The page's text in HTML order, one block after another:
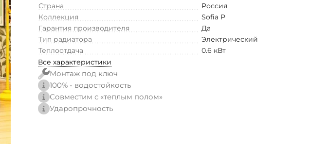
Страна
Россия
Коллекция
Sofia P
Гарантия производителя
Да
Тип радиатора
Электрический
Теплоотдача
0.6 кВт
Все характеристики
Монтаж под ключ
100% - водостойкость
Совместим с «теплым полом»
Ударопрочность